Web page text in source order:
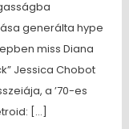
generálta hype
miss Diana
Jessica Chobot
a ’70-es
[…]